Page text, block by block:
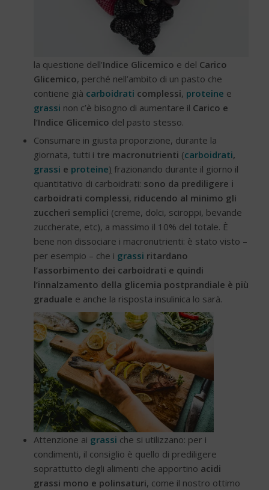
la questione dell’Indice Glicemico e del Carico
Glicemico, perché nell’ambito di un pasto che
contiene già carboidrati complessi, proteine e
grassi non c’è bisogno di aumentare il Carico e
l’Indice Glicemico del pasto stesso.
Consumare in giusta proporzione, durante la
giornata, tutti i tre macronutrienti (carboidrati,
grassi e proteine) frazionando durante il giorno il
quantitativo di carboidrati: sono da prediligere i
carboidrati complessi, riducendo al minimo gli
zuccheri semplici (creme, dolci, sciroppi, bevande
zuccherate, etc), a massimo il 10% del totale. È
bene non dissociare i macronutrienti: è stato visto –
per esempio – che i grassi ritardano
l’assorbimento dei carboidrati e quindi
l’innalzamento della glicemia postprandiale è più
graduale e anche la risposta insulinica lo sarà.
Attenzione ai grassi che si utilizzano: per i
condimenti, il consiglio è quello di prediligere
soprattutto degli alimenti che apportino acidi
grassi mono e polinsaturi, come il nostro ottimo